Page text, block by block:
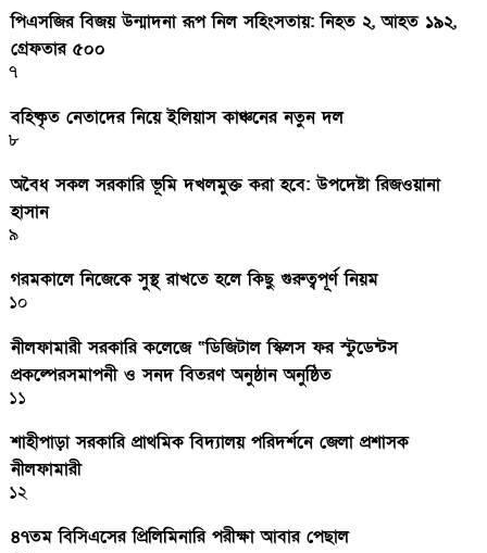
পিএসজির বিজয় উন্মাদনা রূপ নিল সহিংসতায়: নিহত ২, আহত ১৯২,
গ্রেফতার ৫০০
৭
বহিষ্কৃত নেতাদের নিয়ে ইলিয়াস কাঞ্চনের নতুন দল
৮
অবৈধ সকল সরকারি ভূমি দখলমুক্ত করা হবে: উপদেষ্টা রিজওয়ানা
হাসান
৯
গরমকালে নিজেকে সুস্থ রাখতে হলে কিছু গুরুত্বপূর্ণ নিয়ম
১০
নীলফামারী সরকারি কলেজে “ডিজিটাল স্কিলস ফর স্টুডেন্টস
প্রকল্পেরসমাপনী ও সনদ বিতরণ অনুষ্ঠান অনুষ্ঠিত
১১
শাহীপাড়া সরকারি প্রাথমিক বিদ্যালয় পরিদর্শনে জেলা প্রশাসক
নীলফামারী
১২
৪৭তম বিসিএসের প্রিলিমিনারি পরীক্ষা আবার পেছাল